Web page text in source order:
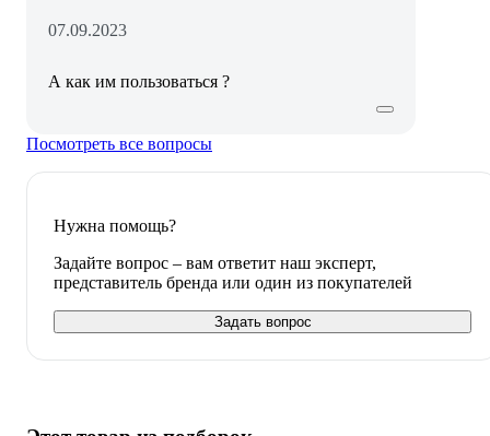
07.09.2023
А как им пользоваться ?
Посмотреть все вопросы
Нужна помощь?
Задайте вопрос – вам ответит наш эксперт,
представитель бренда или один из покупателей
Задать вопрос